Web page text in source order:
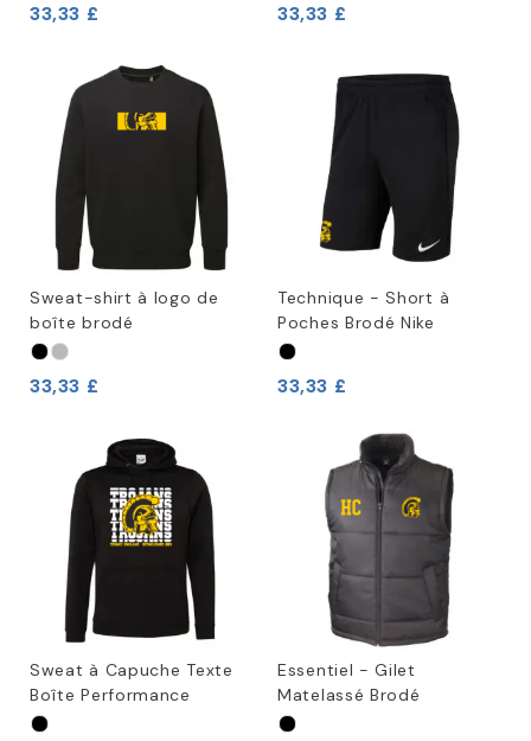
33,33 £ 33,33 £
Sweat-shirt à logo de
boîte brodé
33,33 £
Technique - Short à
Poches Brodé Nike
33,33 £
Sweat à Capuche Texte
Boîte Performance
Essentiel - Gilet
Matelassé Brodé